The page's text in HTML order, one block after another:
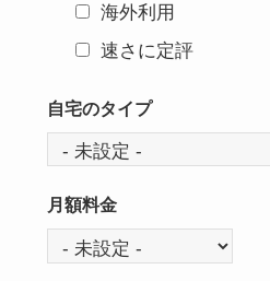
海外利用
速さに定評
自宅のタイプ
宅
の
タ
イ
月額料金
額